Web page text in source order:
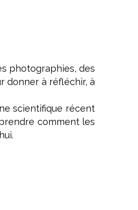
photographies, des
donner à réfléchir, à
scientifique récent
comment les